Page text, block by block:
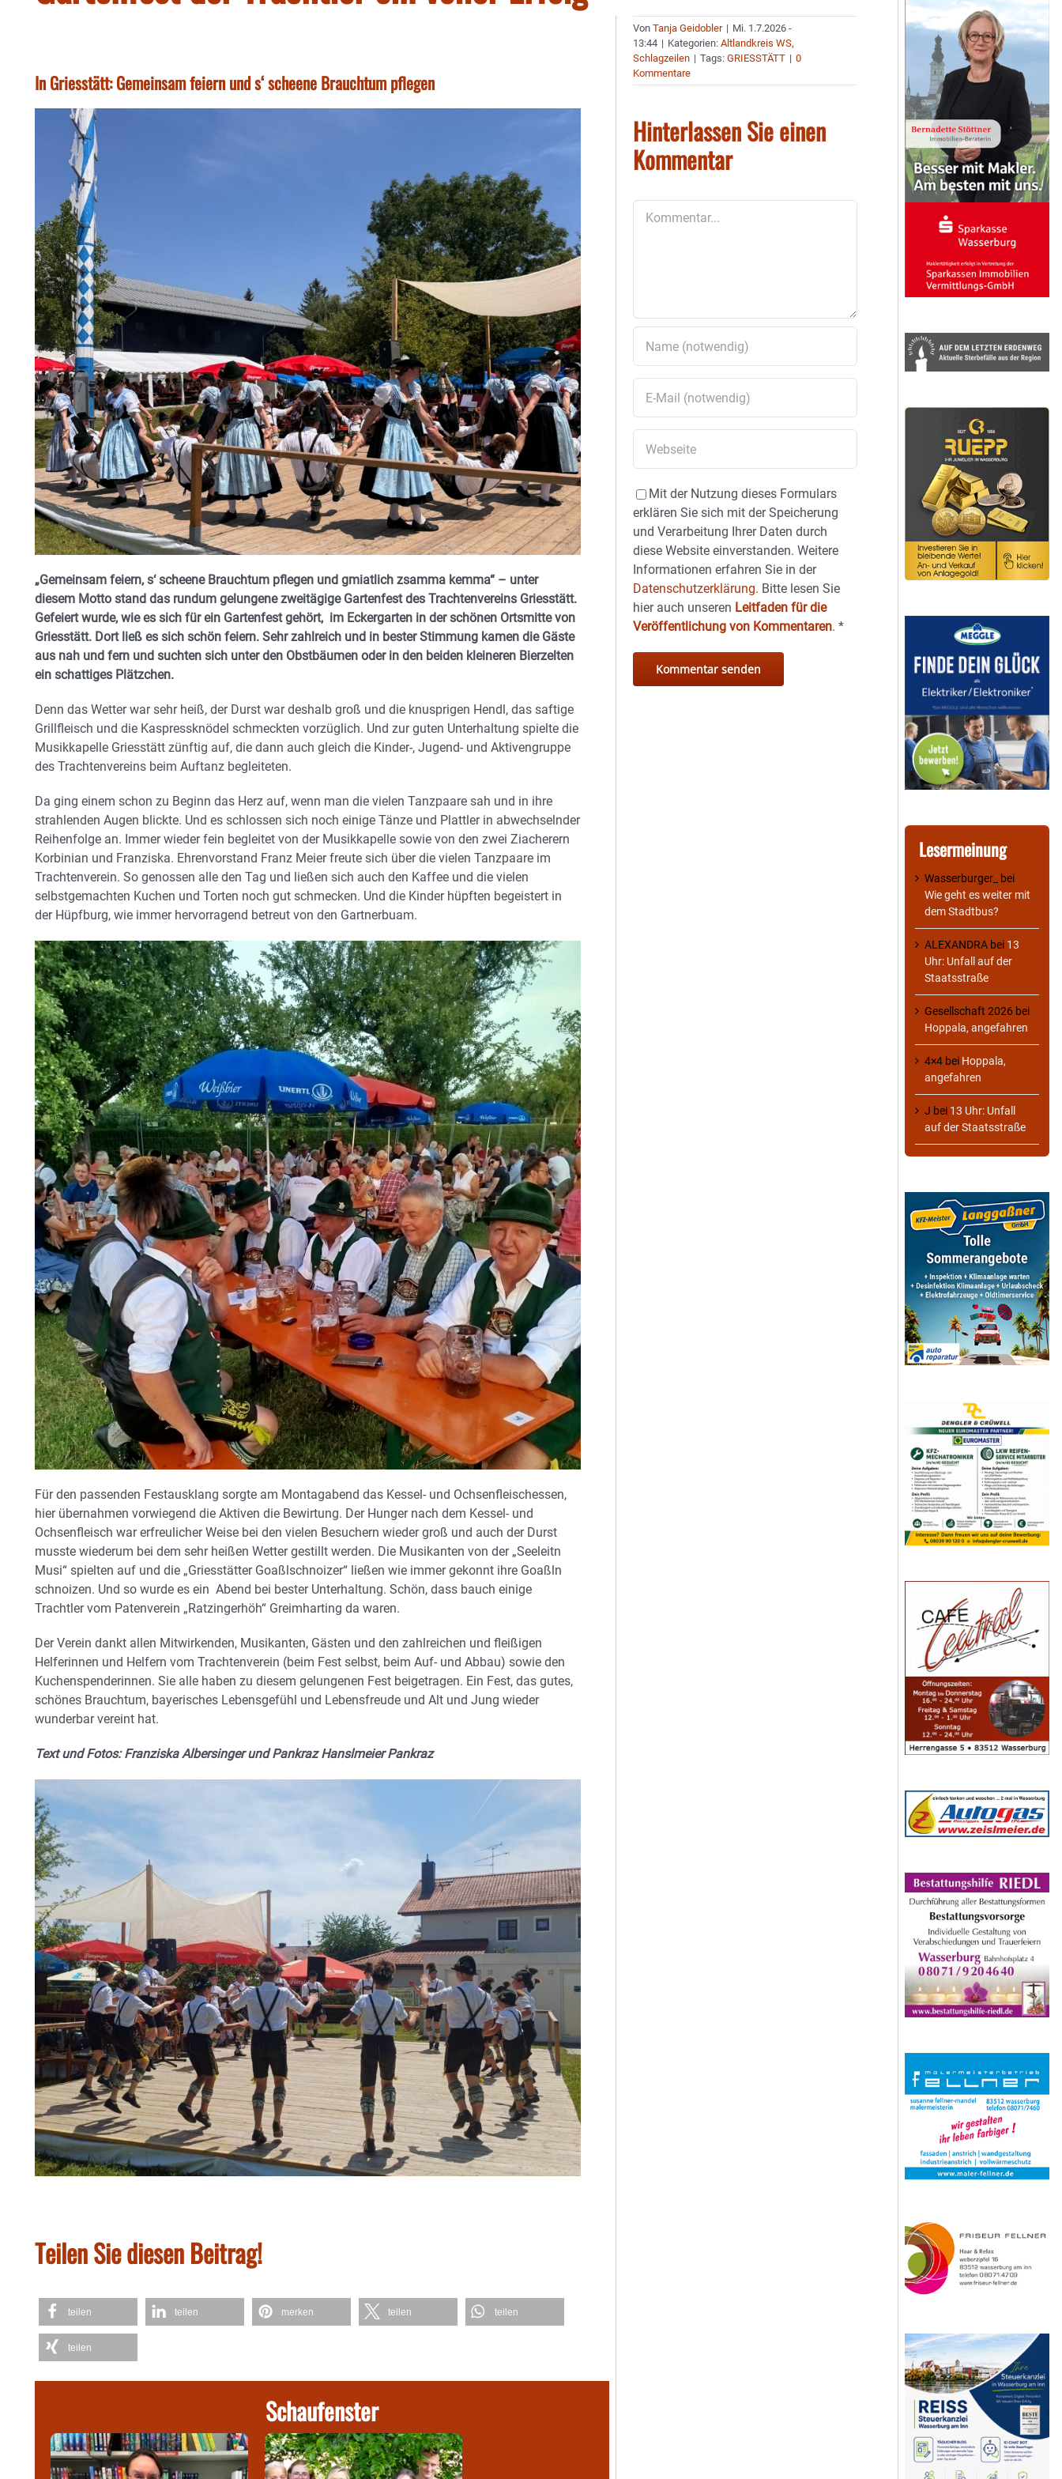
In Griesstätt: Gemeinsam feiern und s‘ scheene Brauchtum pflegen
„Gemeinsam feiern, s‘ scheene Brauchtum pflegen und gmiatlich zsamma kemma“ – unter
diesem Motto stand das rundum gelungene zweitägige Gartenfest des Trachtenvereins Griesstätt.
Gefeiert wurde, wie es sich für ein Gartenfest gehört, im Eckergarten in der schönen Ortsmitte von
Griesstätt. Dort ließ es sich schön feiern. Sehr zahlreich und in bester Stimmung kamen die Gäste
aus nah und fern und suchten sich unter den Obstbäumen oder in den beiden kleineren Bierzelten
ein schattiges Plätzchen.
Denn das Wetter war sehr heiß, der Durst war deshalb groß und die knusprigen Hendl, das saftige
Grillfleisch und die Kaspressknödel schmeckten vorzüglich. Und zur guten Unterhaltung spielte die
Musikkapelle Griesstätt zünftig auf, die dann auch gleich die Kinder-, Jugend- und Aktivengruppe
des Trachtenvereins beim Auftanz begleiteten.
Da ging einem schon zu Beginn das Herz auf, wenn man die vielen Tanzpaare sah und in ihre
strahlenden Augen blickte. Und es schlossen sich noch einige Tänze und Plattler in abwechselnder
Reihenfolge an. Immer wieder fein begleitet von der Musikkapelle sowie von den zwei Ziacherern
Korbinian und Franziska. Ehrenvorstand Franz Meier freute sich über die vielen Tanzpaare im
Trachtenverein. So genossen alle den Tag und ließen sich auch den Kaffee und die vielen
selbstgemachten Kuchen und Torten noch gut schmecken. Und die Kinder hüpften begeistert in
der Hüpfburg, wie immer hervorragend betreut von den Gartnerbuam.
Für den passenden Festausklang sorgte am Montagabend das Kessel- und Ochsenfleischessen,
hier übernahmen vorwiegend die Aktiven die Bewirtung. Der Hunger nach dem Kessel- und
Ochsenfleisch war erfreulicher Weise bei den vielen Besuchern wieder groß und auch der Durst
musste wiederum bei dem sehr heißen Wetter gestillt werden. Die Musikanten von der „Seeleitn
Musi“ spielten auf und die „Griesstätter Goaßlschnoizer“ ließen wie immer gekonnt ihre Goaßln
schnoizen. Und so wurde es ein Abend bei bester Unterhaltung. Schön, dass bauch einige
Trachtler vom Patenverein „Ratzingerhöh“ Greimharting da waren.
Der Verein dankt allen Mitwirkenden, Musikanten, Gästen und den zahlreichen und fleißigen
Helferinnen und Helfern vom Trachtenverein (beim Fest selbst, beim Auf- und Abbau) sowie den
Kuchenspenderinnen. Sie alle haben zu diesem gelungenen Fest beigetragen. Ein Fest, das gutes,
schönes Brauchtum, bayerisches Lebensgefühl und Lebensfreude und Alt und Jung wieder
wunderbar vereint hat.
Text und Fotos: Franziska Albersinger und Pankraz Hanslmeier Pankraz
Teilen Sie diesen Beitrag!
teilen teilen merken teilen teilen
teilen
Schaufenster
VonTanja Geidobler | Mi. 1.7.2026 -
13:44 | Kategorien:Altlandkreis WS,
Schlagzeilen | Tags:GRIESSTÄTT | 0
Kommentare
Hinterlassen Sie einen
Kommentar
Mit der Nutzung dieses Formulars
erklären Sie sich mit der Speicherung
und Verarbeitung Ihrer Daten durch
diese Website einverstanden. Weitere
Informationen erfahren Sie in der
Datenschutzerklärung. Bitte lesen Sie
hier auch unseren Leitfaden für die
Veröffentlichung von Kommentaren.*
Lesermeinung
Wasserburger_
bei
Wie geht es weiter mit
dem Stadtbus?
ALEXANDRA bei 13
Uhr: Unfall auf der
Staatsstraße
Gesellschaft 2026 bei
Hoppala, angefahren
4×4 bei Hoppala,
angefahren
J bei 13 Uhr: Unfall
auf der Staatsstraße